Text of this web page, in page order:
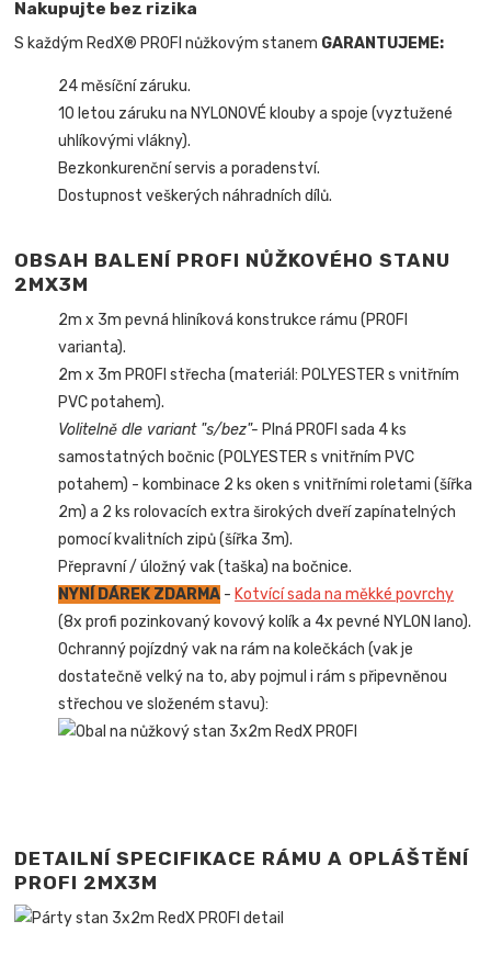
Nakupujte bez rizika
S každým RedX® PROFI nůžkovým stanem GARANTUJEME:
24 měsíční záruku.
10 letou záruku na NYLONOVÉ klouby a spoje (vyztužené
uhlíkovými vlákny).
Bezkonkurenční servis a poradenství.
Dostupnost veškerých náhradních dílů.
OBSAH BALENÍ PROFI NŮŽKOVÉHO STANU
2MX3M
2m x 3m pevná hliníková konstrukce rámu (PROFI
varianta).
2m x 3m PROFI střecha (materiál: POLYESTER s vnitřním
PVC potahem).
Volitelně dle variant "s/bez"- Plná PROFI sada 4 ks
samostatných bočnic (POLYESTER s vnitřním PVC
potahem) - kombinace 2 ks oken s vnitřními roletami (šířka
2m) a 2 ks rolovacích extra širokých dveří zapínatelných
pomocí kvalitních zipů (šířka 3m).
Přepravní / úložný vak (taška) na bočnice.
NYNÍ DÁREK ZDARMA - Kotvící sada na měkké povrchy
(8x profi pozinkovaný kovový kolík a 4x pevné NYLON lano).
Ochranný pojízdný vak na rám na kolečkách (vak je
dostatečně velký na to, aby pojmul i rám s připevněnou
střechou ve složeném stavu):
DETAILNÍ SPECIFIKACE RÁMU A OPLÁŠTĚNÍ
PROFI 2MX3M